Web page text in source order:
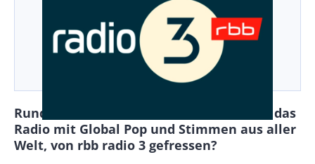
Rundfunkvielfalt in Berlin: Wird COSMO, das
Radio mit Global Pop und Stimmen aus aller
Welt, von rbb radio 3 gefressen?